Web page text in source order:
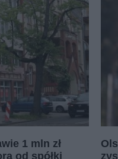
1 mln zł
od spółki